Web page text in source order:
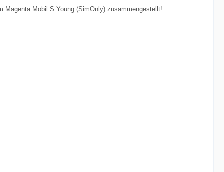
Magenta Mobil S Young (SimOnly) zusammengestellt!